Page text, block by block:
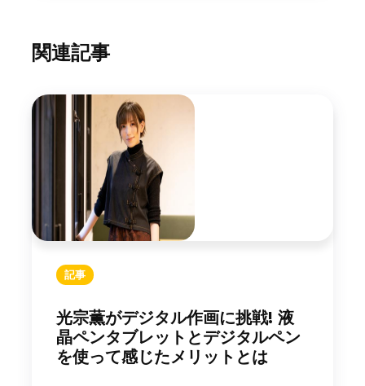
関連記事
記事
光宗薫がデジタル作画に挑戦! 液
晶ペンタブレットとデジタルペン
を使って感じたメリットとは